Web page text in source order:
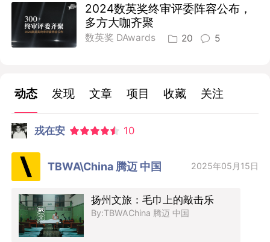
2024数英奖终审评委阵容公布，
多方大咖齐聚
数英奖 DAwards 20 5
动态 发现 文章 项目 收藏 关注
戎在安 10
TBWA\China 腾迈 中国 2025年05月15日
扬州文旅：毛巾上的敲击乐
By:TBWAChina 腾迈 中国